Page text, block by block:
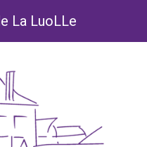
La LuoLLe